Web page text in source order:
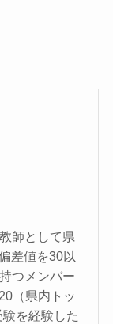
師として県
差値を30以
つメンバー
（県内トッ
を経験した